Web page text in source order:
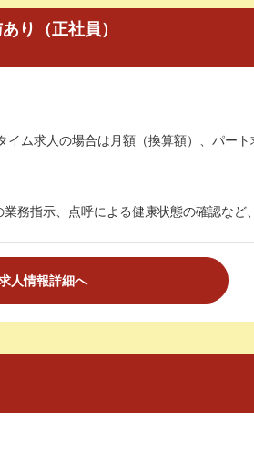
り（正社員）
ム求人の場合は月額（換算額）、パート
務指示、点呼による健康状態の確認など
人情報詳細へ